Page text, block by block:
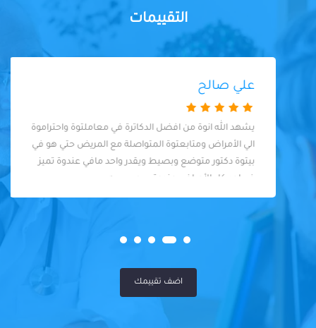
التقييمات
علي صالح
يشهد الله انوة من افضل الدكاترة في معاملتوة واحتراموة
الي الأمراض ومتابعتوة المتواصلة مع المريض حتي هو في
بيتوة دكتور متوضع وبصيط ويقدر واحد مافي عندوة تميز
في احد كل الأمراض عندوة سوي سيه
اضف تقييمك